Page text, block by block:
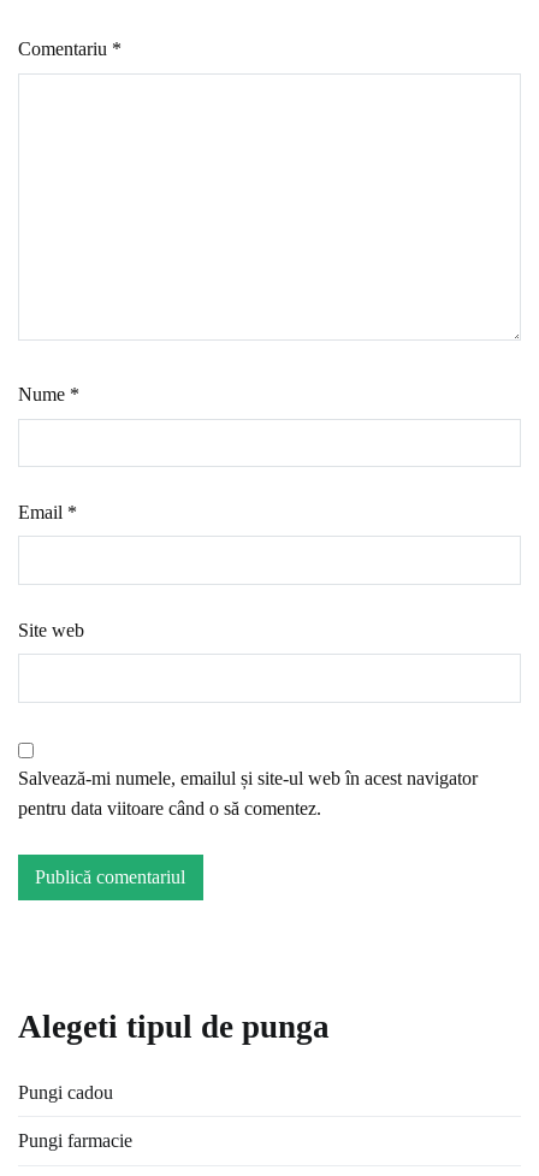
Comentariu *
Nume *
Email *
Site web
Salvează-mi numele, emailul și site-ul web în acest navigator
pentru data viitoare când o să comentez.
Alegeti tipul de punga
Pungi cadou
Pungi farmacie